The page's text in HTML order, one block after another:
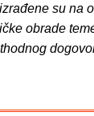
su na
obrade